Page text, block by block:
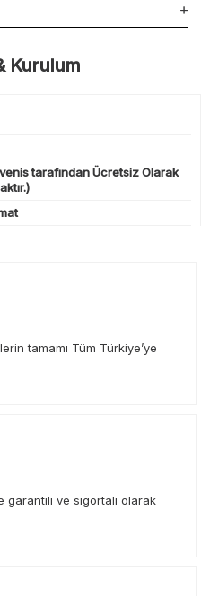
Kurulum
tarafından Ücretsiz Olarak
tamamı Tüm Türkiye’ye
garantili ve sigortalı olarak